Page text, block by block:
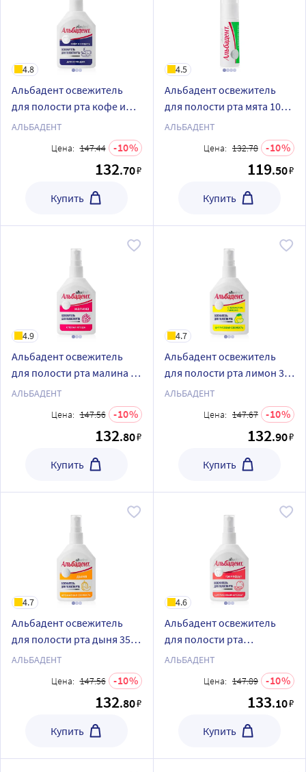
4.8
Альбадент освежитель
для полости рта кофе и
сигарета с азуленом для
курящих 35 мл/спрей
АЛЬБАДЕНТ
Цена: 147.44 10
132.70₽
Купить
4.5
Альбадент освежитель
для полости рта мята 10
мл спрей
АЛЬБАДЕНТ
Цена: 132.78 10
119.50₽
Купить
4.9
Альбадент освежитель
для полости рта малина 35
мл/спрей
АЛЬБАДЕНТ
Цена: 147.56 10
132.80₽
Купить
4.7
Альбадент освежитель
для полости рта лимон 35
мл/спрей
АЛЬБАДЕНТ
Цена: 147.67 10
132.90₽
Купить
4.7
Альбадент освежитель
для полости рта дыня 35
мл/спрей
АЛЬБАДЕНТ
Цена: 147.56 10
132.80₽
Купить
4.6
Альбадент освежитель
для полости рта
грейпфрут 35 мл/спрей
АЛЬБАДЕНТ
Цена: 147.89 10
133.10₽
Купить